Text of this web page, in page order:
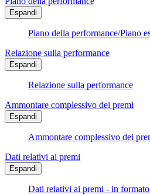
Espandi
Piano della performance/Piano
Relazione sulla performance
Espandi
Relazione sulla performance
Ammontare complessivo dei premi
Espandi
Ammontare complessivo dei
Dati relativi ai premi
Espandi
Dati relativi ai premi - in